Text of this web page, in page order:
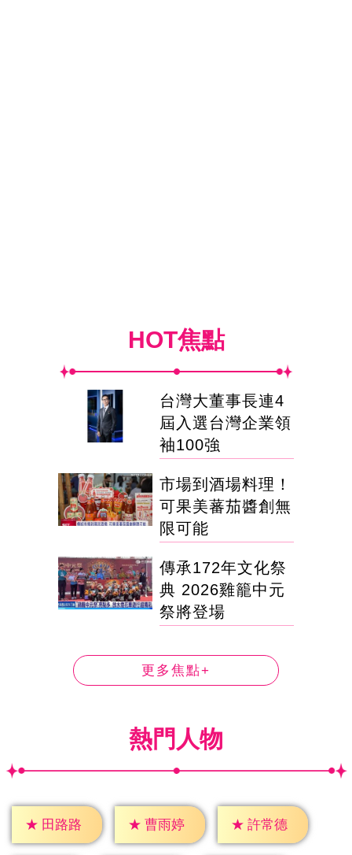
HOT焦點
台灣大董事長連4
屆入選台灣企業領
袖100強
市場到酒場料理！
可果美蕃茄醬創無
限可能
傳承172年文化祭
典 2026雞籠中元
祭將登場
更多焦點+
熱門人物
★ 田路路 ★ 曹雨婷 ★ 許常德